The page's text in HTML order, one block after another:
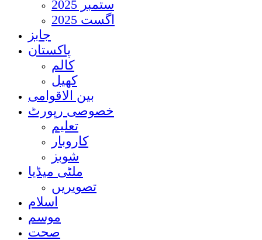
ستمبر 2025
اگست 2025
جابز
پاکستان
کالم
کھیل
بین الاقوامی
خصوصی رپورٹ
تعلیم
کاروبار
شوبز
ملٹی میڈیا
تصویریں
اسلام
موسم
صحت